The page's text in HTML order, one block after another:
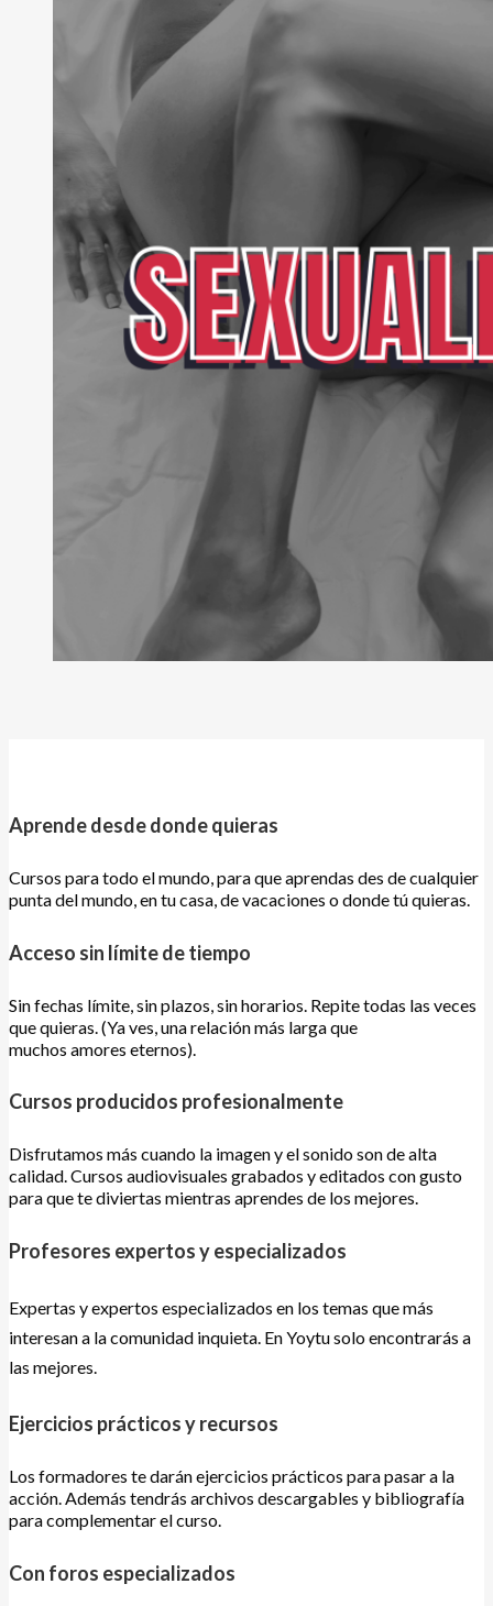
Aprende desde donde quieras
Cursos para todo el mundo, para que aprendas des de cualquier
punta del mundo, en tu casa, de vacaciones o donde tú quieras.
Acceso sin límite de tiempo
Sin fechas límite, sin plazos, sin horarios. Repite todas las veces
que quieras. (Ya ves, una relación más larga que
muchos amores eternos).
Cursos producidos profesionalmente
Disfrutamos más cuando la imagen y el sonido son de alta
calidad. Cursos audiovisuales grabados y editados con gusto
para que te diviertas mientras aprendes de los mejores.
Profesores expertos y especializados
Expertas y expertos especializados en los temas que más
interesan a la comunidad inquieta. En Yoytu solo encontrarás a
las mejores.
Ejercicios prácticos y recursos
Los formadores te darán ejercicios prácticos para pasar a la
acción. Además tendrás archivos descargables y bibliografía
para complementar el curso.
Con foros especializados